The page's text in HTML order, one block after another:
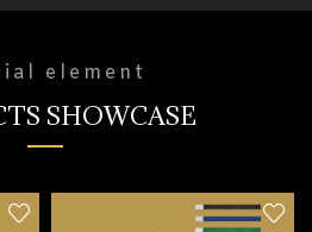
element
SHOWCASE